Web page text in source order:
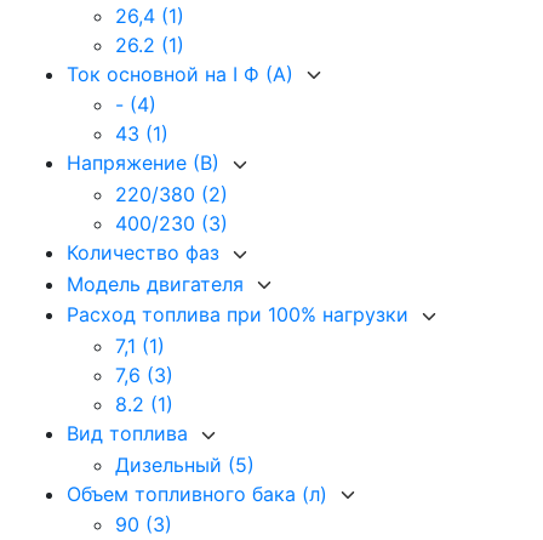
26,4 (1)
26.2 (1)
Ток основной на I Ф (А)
- (4)
43 (1)
Напряжение (В)
220/380 (2)
400/230 (3)
Количество фаз
Модель двигателя
Расход топлива при 100% нагрузки
7,1 (1)
7,6 (3)
8.2 (1)
Вид топлива
Дизельный (5)
Объем топливного бака (л)
90 (3)